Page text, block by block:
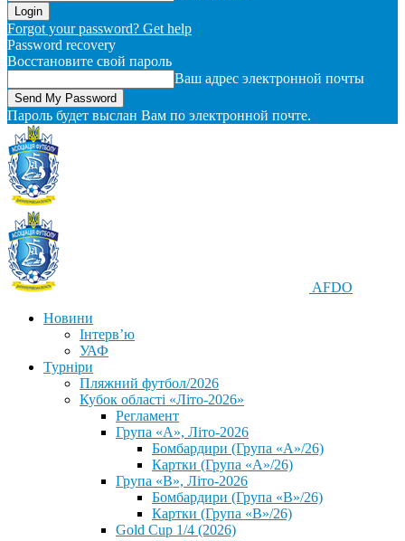
Forgot your password? Get help
Password recovery
Восстановите свой пароль
Ваш адрес электронной почты
Пароль будет выслан Вам по электронной почте.
AFDO
Новини
Інтерв’ю
УАФ
Турніри
Пляжний футбол/2026
Кубок області «Літо-2026»
Регламент
Група «А», Літо-2026
Бомбардири (Група «А»/26)
Картки (Група «А»/26)
Група «В», Літо-2026
Бомбардири (Група «В»/26)
Картки (Група «В»/26)
Gold Cup 1/4 (2026)